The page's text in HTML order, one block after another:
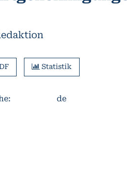
Statistik
: de